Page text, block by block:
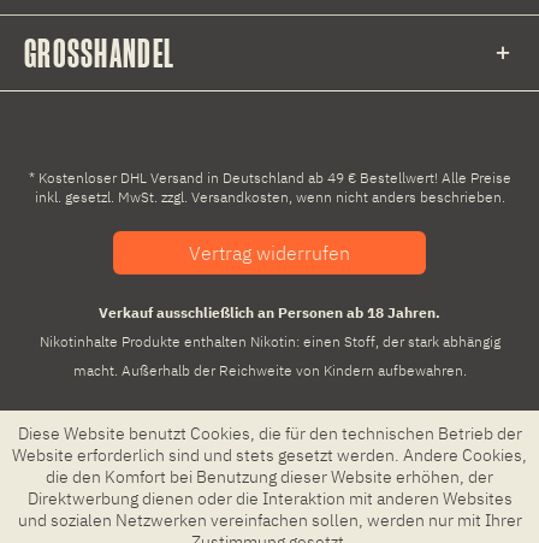
GROSSHANDEL
* Kostenloser DHL Versand in Deutschland ab 49 € Bestellwert! Alle Preise
inkl. gesetzl. MwSt. zzgl. Versandkosten, wenn nicht anders beschrieben.
Vertrag widerrufen
Verkauf ausschließlich an Personen ab 18 Jahren.
Nikotinhalte Produkte enthalten Nikotin: einen Stoff, der stark abhängig
macht. Außerhalb der Reichweite von Kindern aufbewahren.
Diese Website benutzt Cookies, die für den technischen Betrieb der
Website erforderlich sind und stets gesetzt werden. Andere Cookies,
die den Komfort bei Benutzung dieser Website erhöhen, der
Direktwerbung dienen oder die Interaktion mit anderen Websites
und sozialen Netzwerken vereinfachen sollen, werden nur mit Ihrer